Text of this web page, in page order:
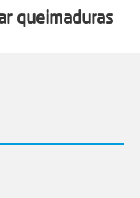
queimaduras